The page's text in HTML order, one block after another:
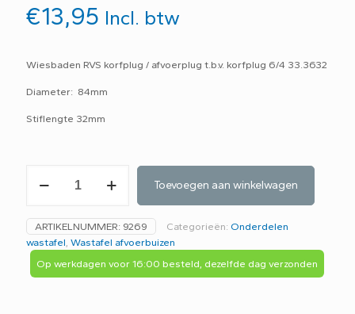
€13,95 Incl. btw
Wiesbaden RVS korfplug / afvoerplug t.b.v. korfplug 6/4 33.3632
Diameter: 84mm
Stiflengte 32mm
RVS
/
afvoerplug
84mm
33.3632
Toevoegen aan winkelwagen
ARTIKELNUMMER: 9269 Categorieën: Onderdelen
wastafel Wastafel afvoerbuizen
Op werkdagen voor 16:00 besteld, dezelfde dag verzonden